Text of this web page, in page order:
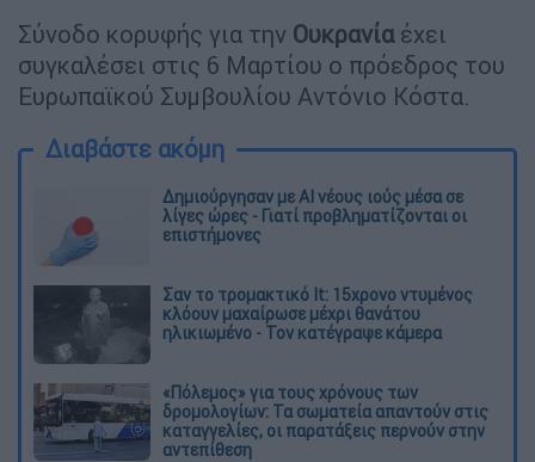
Σύνοδο κορυφής για την Ουκρανίαέχει
συγκαλέσει στις 6 Μαρτίου ο πρόεδρος του
Ευρωπαϊκού Συμβουλίου Αντόνιο Κόστα.
Διαβάστε ακόμη
Δημιούργησαν με AI νέους ιούς μέσα σε
λίγες ώρες - Γιατί προβληματίζονται οι
επιστήμονες
Σαν το τρομακτικό It: 15χρονο ντυμένος
κλόουν μαχαίρωσε μέχρι θανάτου
ηλικιωμένο - Τον κατέγραψε κάμερα
«Πόλεμος» για τους χρόνους των
δρομολογίων: Τα σωματεία απαντούν στις
καταγγελίες, οι παρατάξεις περνούν στην
αντεπίθεση